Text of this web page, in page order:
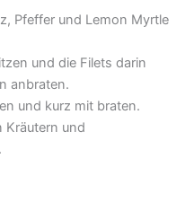
Pfeffer und Lemon Myrtle
und die Filets darin
anbraten.
und kurz mit braten.
Kräutern und